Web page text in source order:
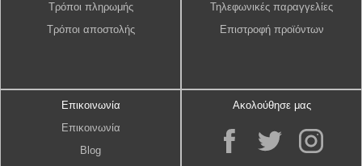
Τρόποι πληρωμής
Τρόποι αποστολής
Τηλεφωνικές παραγγελίες
Επιστροφή προϊόντων
Επικοινωνία
Επικοινωνία
Blog
Ακολούθησε μας